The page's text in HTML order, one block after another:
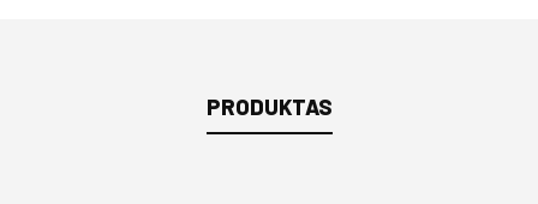
PRODUKTAS